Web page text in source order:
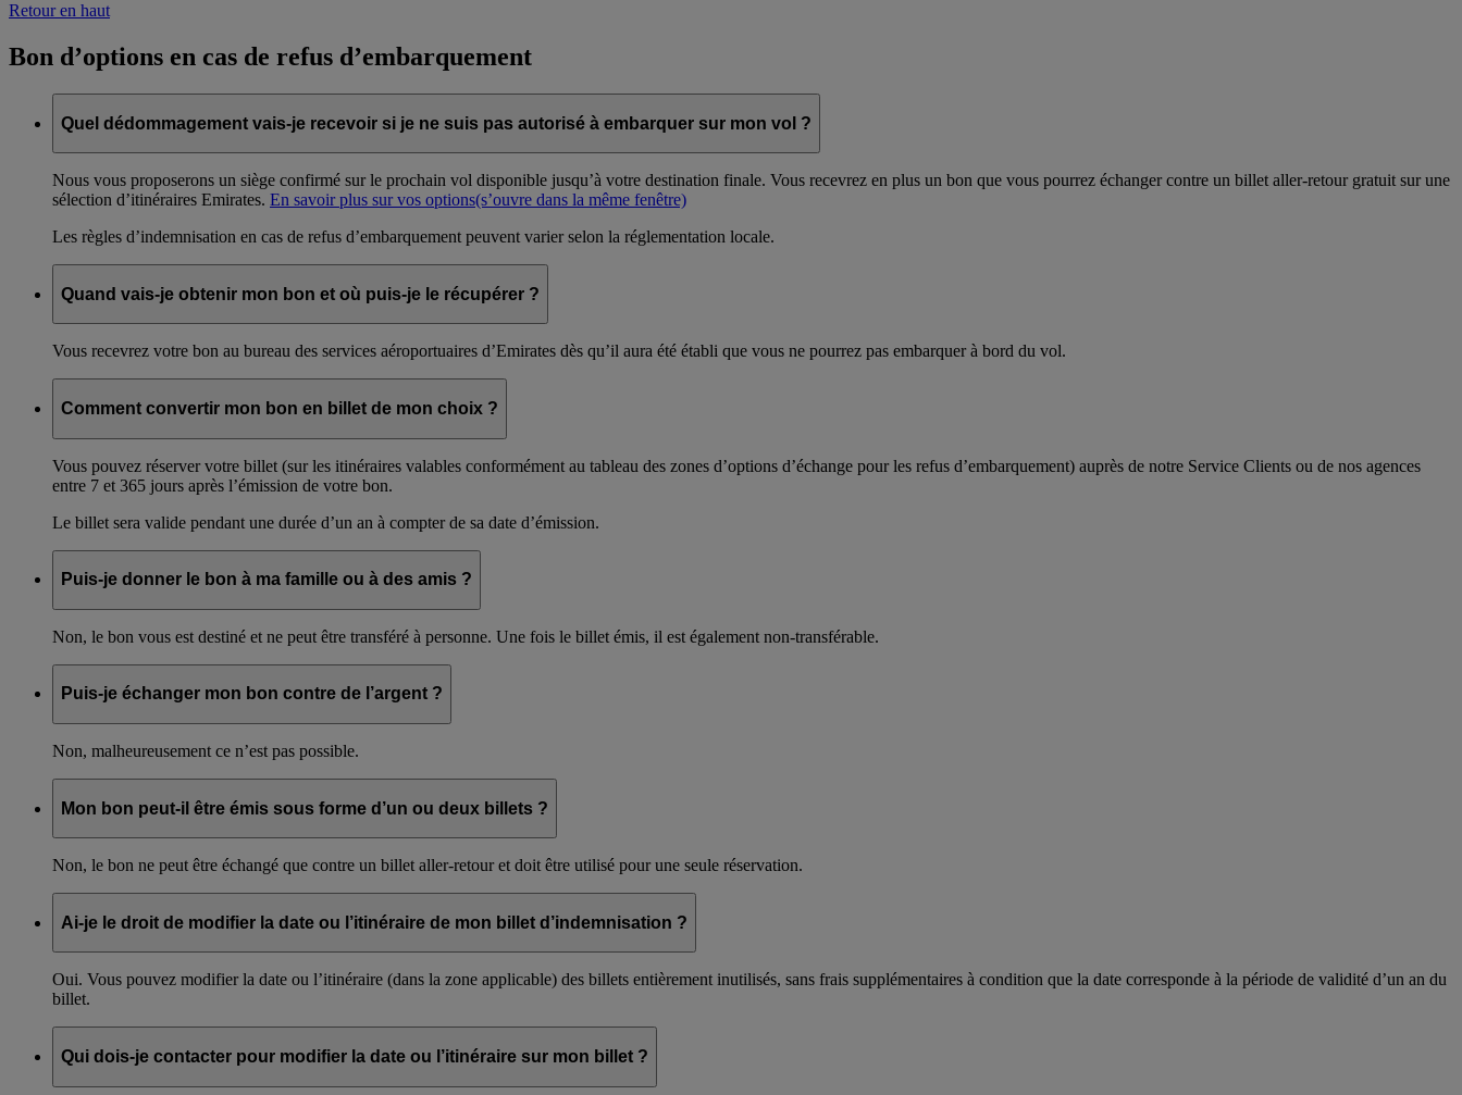
Retour en haut
Bon d’options en cas de refus d’embarquement
Quel dédommagement vais-je recevoir si je ne suis pas autorisé à embarquer sur mon vol ?
Nous vous proposerons un siège confirmé sur le prochain vol disponible jusqu’à votre destination finale. Vous recevrez en plus un bon que vous pourrez échanger contre un billet aller-retour gratuit sur une
sélection d’itinéraires Emirates. En savoir plus sur vos options(s’ouvre dans la même fenêtre)
Les règles d’indemnisation en cas de refus d’embarquement peuvent varier selon la réglementation locale.
Quand vais-je obtenir mon bon et où puis-je le récupérer ?
Vous recevrez votre bon au bureau des services aéroportuaires d’Emirates dès qu’il aura été établi que vous ne pourrez pas embarquer à bord du vol.
Comment convertir mon bon en billet de mon choix ?
Vous pouvez réserver votre billet (sur les itinéraires valables conformément au tableau des zones d’options d’échange pour les refus d’embarquement) auprès de notre Service Clients ou de nos agences
entre 7 et 365 jours après l’émission de votre bon.
Le billet sera valide pendant une durée d’un an à compter de sa date d’émission.
Puis-je donner le bon à ma famille ou à des amis ?
Non, le bon vous est destiné et ne peut être transféré à personne. Une fois le billet émis, il est également non-transférable.
Puis-je échanger mon bon contre de l’argent ?
Non, malheureusement ce n’est pas possible.
Mon bon peut-il être émis sous forme d’un ou deux billets ?
Non, le bon ne peut être échangé que contre un billet aller-retour et doit être utilisé pour une seule réservation.
Ai-je le droit de modifier la date ou l’itinéraire de mon billet d’indemnisation ?
Oui. Vous pouvez modifier la date ou l’itinéraire (dans la zone applicable) des billets entièrement inutilisés, sans frais supplémentaires à condition que la date corresponde à la période de validité d’un an du
billet.
Qui dois-je contacter pour modifier la date ou l’itinéraire sur mon billet ?